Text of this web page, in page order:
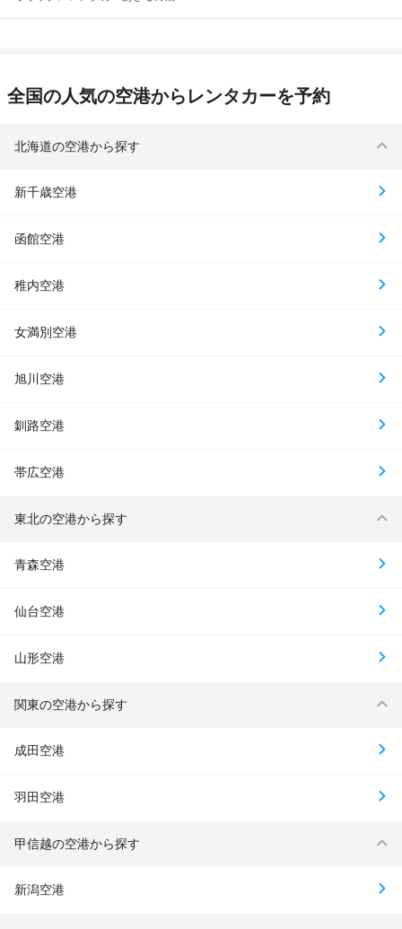
全国の人気の空港からレンタカーを予約
北海道の空港から探す
新千歳空港
函館空港
稚内空港
女満別空港
旭川空港
釧路空港
帯広空港
東北の空港から探す
青森空港
仙台空港
山形空港
関東の空港から探す
成田空港
羽田空港
甲信越の空港から探す
新潟空港